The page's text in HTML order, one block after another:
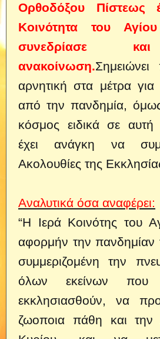
Ορθοδόξου Πίστεως
Κοινότητα του
συνεδρίασε
ανακοίνωση.
αρνητική στα μέτρα
από την πανδημία,
κόσμος ειδικά σε αυτή
έχει ανάγκη να
Ακολουθίες της
Αναλυτικά όσα αναφέρει:
“H Iερά Κοινότης του
αφορμήν την πανδημίαν
συμμεριζομένη την
όλων εκείνων που
εκκλησιασθούν, να
ζωοποια πάθη και την